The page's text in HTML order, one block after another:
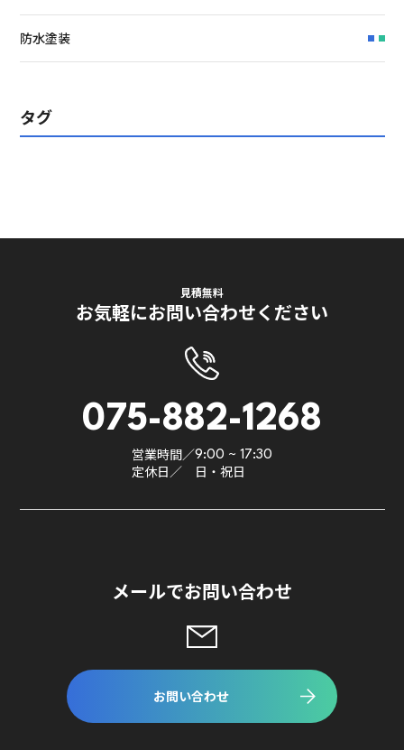
防水塗装
タグ
見積無料
お気軽にお問い合わせください
075-882-1268
営業時間／9:00 ~ 17:30
定休日／ 日・祝日
メールでお問い合わせ
お問い合わせ